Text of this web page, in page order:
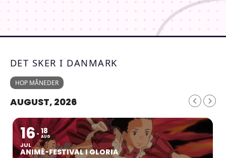
DET SKER I DANMARK
HOP MÅNEDER
AUGUST, 2026
16
JUL
18
AUG
ANIMÉ-FESTIVAL I GLORIA